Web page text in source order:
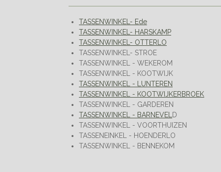
TASSENWINKEL- Ede
TASSENWINKEL- HARSKAMP
TASSENWINKEL- OTTERLO
TASSENWINKEL- STROE
TASSENWINKEL - WEKEROM
TASSENWINKEL - KOOTWIJK
TASSENWINKEL - LUNTEREN
TASSENWINKEL - KOOTWIJKERBROEK
TASSENWINKEL - GARDEREN
TASSENWINKEL - BARNEVEL
D
TASSENWINKEL - VOORTHUIZEN
TASSENEINKEL - HOENDERLO
TASSENWINKEL - BENNEKOM